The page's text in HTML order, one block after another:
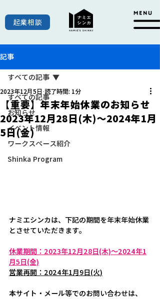
起業相談
記事
すべての記事
お知らせ
イベント情報
ワークスペース紹介
Shinka Program
すべての記事
【重要】年末年始休業のお知らせ
2023年12月28日(木)～2024年1月
5日(金)
2023年12月5日 読了時間: 1分
ナミエシンカは、下記の期間を年末年始休業
とさせていただきます。
休業期間：2023年12月28日(木)～2024年1
月5日(金)
営業再開：2024年1月9日(火)
本サイト・メール等でのお問い合わせは、